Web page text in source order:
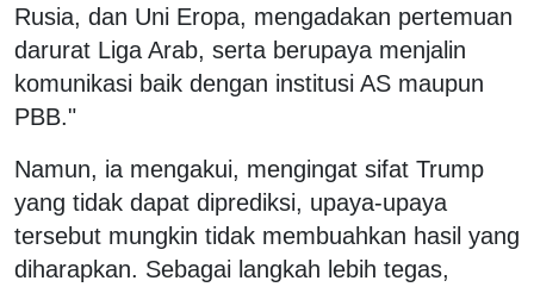
Rusia, dan Uni Eropa, mengadakan pertemuan
darurat Liga Arab, serta berupaya menjalin
komunikasi baik dengan institusi AS maupun
PBB."
Namun, ia mengakui, mengingat sifat Trump
yang tidak dapat diprediksi, upaya-upaya
tersebut mungkin tidak membuahkan hasil yang
diharapkan. Sebagai langkah lebih tegas,